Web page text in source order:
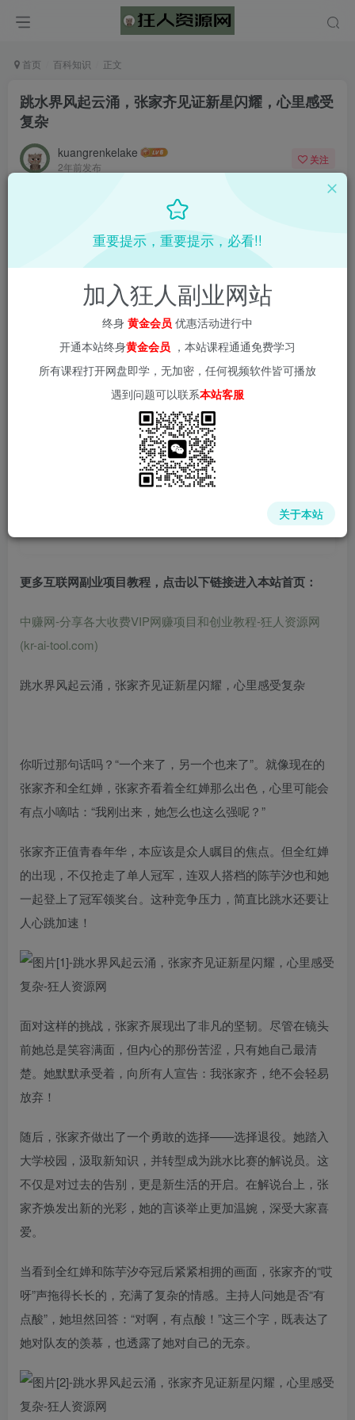
首页 百科知识 正文
跳水界风起云涌，张家齐见证新星闪耀，心里感受
复杂
kuangrenkelake
2年前发布
关注
链接进入本站首页：
更多互联网副业项目教程，点击以下链接进入本站首页 ：
中赚网-分享各大收费VIP网赚项目和创业教程-狂人资源网
(kr-ai-tool.com)
跳水界风起云涌，张家齐见证新星闪耀，心里感受复杂
你听过那句话吗？“一个来了，另一个也来了”。就像现在的
张家齐和全红婵，张家齐看着全红婵那么出色，心里可能会
有点小嘀咕：“我刚出来，她怎么也这么强呢？”
张家齐正值青春年华，本应该是众人瞩目的焦点。但全红婵
的出现，不仅抢走了单人冠军，连双人搭档的陈芋汐也和她
一起登上了冠军领奖台。这种竞争压力，简直比跳水还要让
人心跳加速！
面对这样的挑战，张家齐展现出了非凡的坚韧。尽管在镜头
前她总是笑容满面，但内心的那份苦涩，只有她自己最清
楚。她默默承受着，向所有人宣告：我张家齐，绝不会轻易
放弃！
随后，张家齐做出了一个勇敢的选择——选择退役。她踏入
大学校园，汲取新知识，并转型成为跳水比赛的解说员。这
不仅是对过去的告别，更是新生活的开启。在解说台上，张
家齐焕发出新的光彩，她的言谈举止更加温婉，深受大家喜
爱。
当看到全红婵和陈芋汐夺冠后紧紧相拥的画面，张家齐的“哎
呀”声拖得长长的，充满了复杂的情感。主持人问她是否“有
点酸”，她坦然回答：“对啊，有点酸！”这三个字，既表达了
她对队友的羡慕，也透露了她对自己的无奈。
重要提示，重要提示，必看!!
加入狂人副业网站
终身 黄金会员 优惠活动进行中
开通本站终身黄金会员 ，本站课程通通免费学习
所有课程打开网盘即学，无加密，任何视频软件皆可播放
遇到问题可以联系本站客服
关于本站